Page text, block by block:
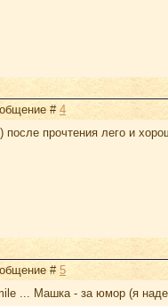
#4
после прочтения лего и
#5
... Машка - за юмор (я